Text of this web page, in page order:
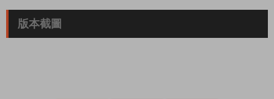
版本截圖